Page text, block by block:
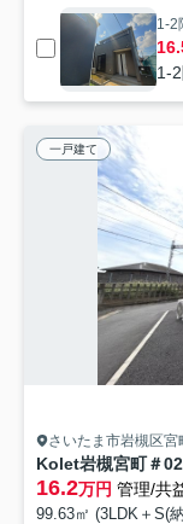
1-2
1-
一戸建て
さいたま市岩槻区宮
Kolet岩槻宮町＃02
16.2万円 管理/共
99.63㎡ (3LDK＋S(